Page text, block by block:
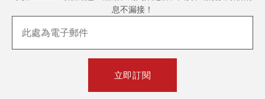
息不漏接！
立即訂閱